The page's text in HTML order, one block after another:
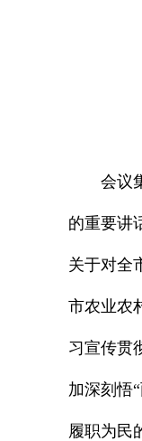
会议
的重要讲
关于对全
市农业农
习宣传贯
加深刻悟
履职为民